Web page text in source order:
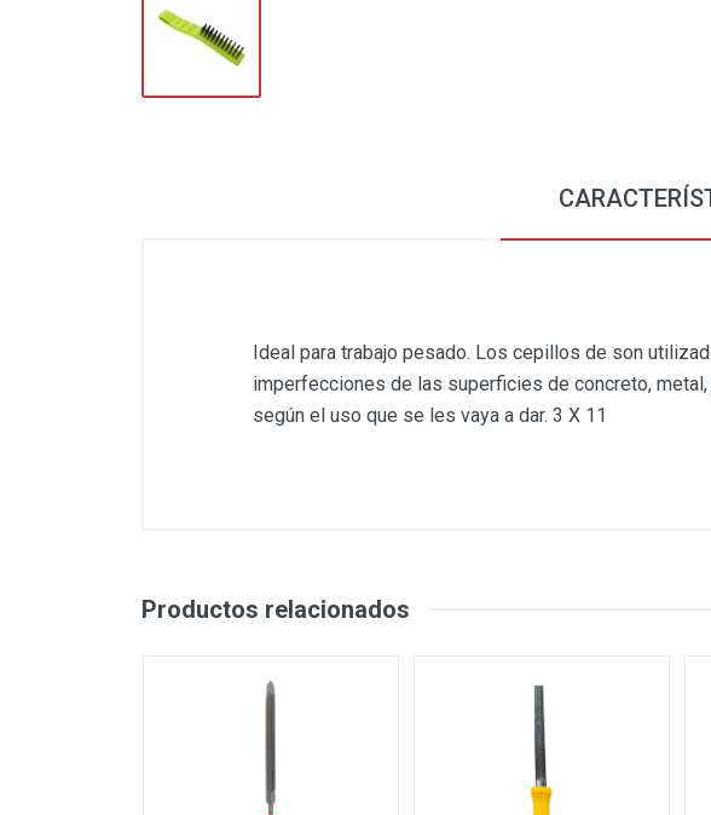
Ideal para trabajo pesado. Los cepillos de son
imperfecciones de las superficies de concreto,
según el uso que se les vaya a dar. 3 X 11
Productos relacionados